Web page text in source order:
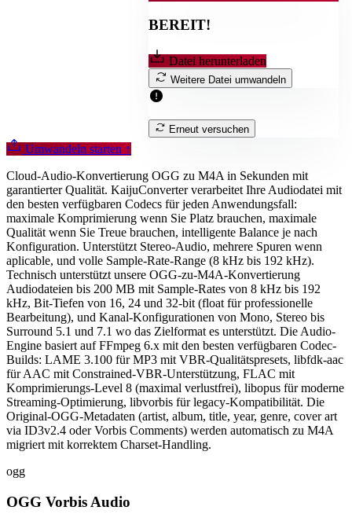
BEREIT!
Datei herunterladen
Weitere Datei umwandeln
Erneut versuchen
Umwandeln starten ↑
Cloud-Audio-Konvertierung OGG zu M4A in Sekunden mit
garantierter Qualität. KaijuConverter verarbeitet Ihre Audiodatei mit
den besten verfügbaren Codecs für jeden Anwendungsfall:
maximale Komprimierung wenn Sie Platz brauchen, maximale
Qualität wenn Sie Treue brauchen, intelligente Balance je nach
Konfiguration. Unterstützt Stereo-Audio, mehrere Spuren wenn
aplicable, und volle Sample-Rate-Range (8 kHz bis 192 kHz).
Technisch unterstützt unsere OGG-zu-M4A-Konvertierung
Audiodateien bis 200 MB mit Sample-Rates von 8 kHz bis 192
kHz, Bit-Tiefen von 16, 24 und 32-bit (float für professionelle
Bearbeitung), und Kanal-Konfigurationen von Mono, Stereo bis
Surround 5.1 und 7.1 wo das Zielformat es unterstützt. Die Audio-
Engine basiert auf FFmpeg 6.x mit den besten verfügbaren Codec-
Builds: LAME 3.100 für MP3 mit VBR-Qualitätspresets, libfdk-aac
für AAC mit Constrained-VBR-Unterstützung, FLAC mit
Komprimierungs-Level 8 (maximal verlustfrei), libopus für moderne
Streaming-Optimierung, libvorbis für legacy-Kompatibilität. Die
Original-OGG-Metadaten (artist, album, title, year, genre, cover art
via ID3v2.4 oder Vorbis Comments) werden automatisch zu M4A
migriert mit korrektem Charset-Handling.
ogg
OGG Vorbis Audio